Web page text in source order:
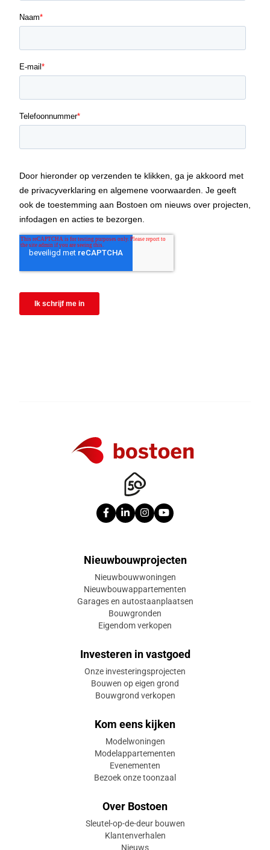
Nieuwbouwprojecten
Nieuwbouwwoningen
Nieuwbouwappartementen
Garages en autostaanplaatsen
Bouwgronden
Eigendom verkopen
Investeren in vastgoed
Onze investeringsprojecten
Bouwen op eigen grond
Bouwgrond verkopen
Kom eens kijken
Modelwoningen
Modelappartementen
Evenementen
Bezoek onze toonzaal
Over Bostoen
Sleutel-op-de-deur bouwen
Klantenverhalen
Nieuws